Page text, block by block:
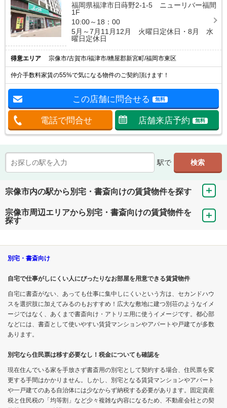
福岡県福津市日蒔野2-1-5 ニューリバー福間
1F
10:00～18：00
5月～7月11月12月 火曜日定休日・8月 水
曜日定休日
得意エリア 宗像市/古賀市/福津市/糟屋郡新宮町/福岡市東区
仲介手数料家賃の55%で気になる物件のご契約頂けます！
この店舗に問合せる 無料
電話で問合せ 店舗来店予約 無料
駅で
宗像市内の駅から別宅・書斎向けの賃貸物件を探す
宗像市周辺エリアから別宅・書斎向けの賃貸物件を
探す
別宅・書斎向け
自宅で仕事がしにくい人にぴったりなお部屋を用意できる賃貸物件
自宅に書斎がない、あっても仕事に集中しにくいという方は、セカンドハウ
スを選択肢に加えてみるのもおすすめ！広大な敷地に建つ別荘のようなイメ
ージではなく、あくまで書斎向け・アトリエ用に使うイメージです。都心部
などには、書斎として使いやすい賃貸マンションやアパートや戸建てが多数
あります。
別宅なら住民票は移す必要なし！税金についても確認を
現在住んでいる家を手放さず書斎用の別宅として契約する場合、住民票を変
更する手間はかかりません。しかし、別宅となる賃貸マンションやアパート
や一戸建てのある自治体には少なからず納税する必要があります。固定資産
税と住民税の「均等割」など少々複雑な内容になるため、不動産会社との契